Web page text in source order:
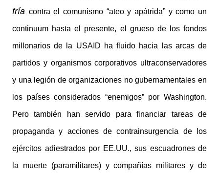
fría contra el comunismo “ateo y apátrida” y como un
continuum hasta el presente, el grueso de los fondos
millonarios de la USAID ha fluido hacia las arcas de
partidos y organismos corporativos ultraconservadores
y una legión de organizaciones no gubernamentales en
los países considerados “enemigos” por Washington.
Pero también han servido para financiar tareas de
propaganda y acciones de contrainsurgencia de los
ejércitos adiestrados por EE.UU., sus escuadrones de
la muerte (paramilitares) y compañías militares y de